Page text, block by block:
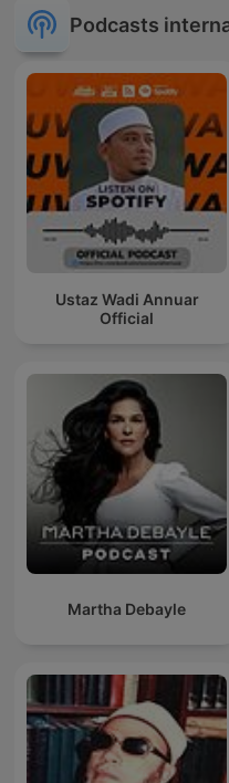
Podcasts
Ustaz Wadi Annuar
Official
Martha Debayle